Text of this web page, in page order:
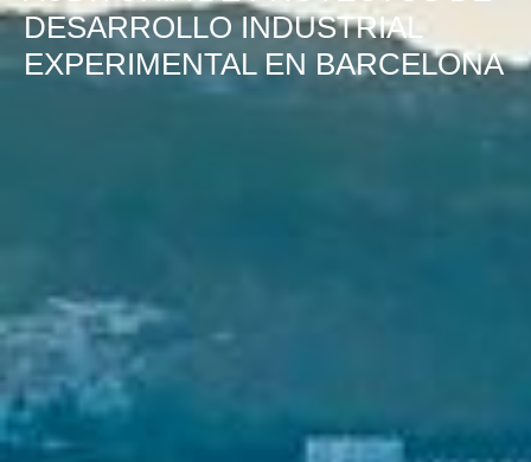
DESARROLLO INDUSTRIAL
EXPERIMENTAL EN BARCELONA